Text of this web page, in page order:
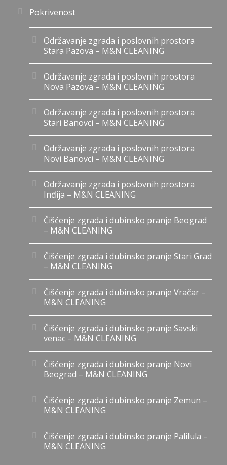
Pokrivenost
Održavanje zgrada i poslovnih prostora
Stara Pazova – M&N CLEANING
Održavanje zgrada i poslovnih prostora
Nova Pazova – M&N CLEANING
Održavanje zgrada i poslovnih prostora
Stari Banovci – M&N CLEANING
Održavanje zgrada i poslovnih prostora
Novi Banovci – M&N CLEANING
Održavanje zgrada i poslovnih prostora
Inđija – M&N CLEANING
Čišćenje zgrada i dubinsko pranje Beograd
– M&N CLEANING
Čišćenje zgrada i dubinsko pranje Stari Grad
– M&N CLEANING
Čišćenje zgrada i dubinsko pranje Vračar –
M&N CLEANING
Čišćenje zgrada i dubinsko pranje Savski
venac – M&N CLEANING
Čišćenje zgrada i dubinsko pranje Novi
Beograd – M&N CLEANING
Čišćenje zgrada i dubinsko pranje Zemun –
M&N CLEANING
Čišćenje zgrada i dubinsko pranje Palilula –
M&N CLEANING